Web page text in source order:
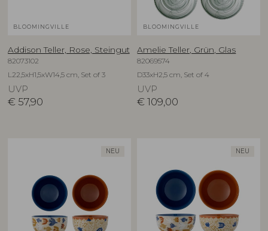
BLOOMINGVILLE
Addison Teller, Rose, Steingut
82073102
L22,5xH1,5xW14,5 cm, Set of 3
UVP
€ 57,90
BLOOMINGVILLE
Amelie Teller, Grün, Glas
82069574
D33xH2,5 cm, Set of 4
UVP
€ 109,00
NEU NEU